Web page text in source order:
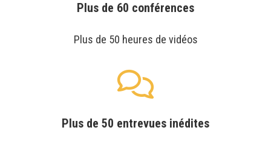
Plus de 60 conférences
Plus de 50 heures de vidéos
Plus de 50 entrevues inédites